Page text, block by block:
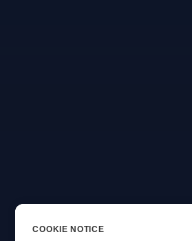
COOKIE NOTICE